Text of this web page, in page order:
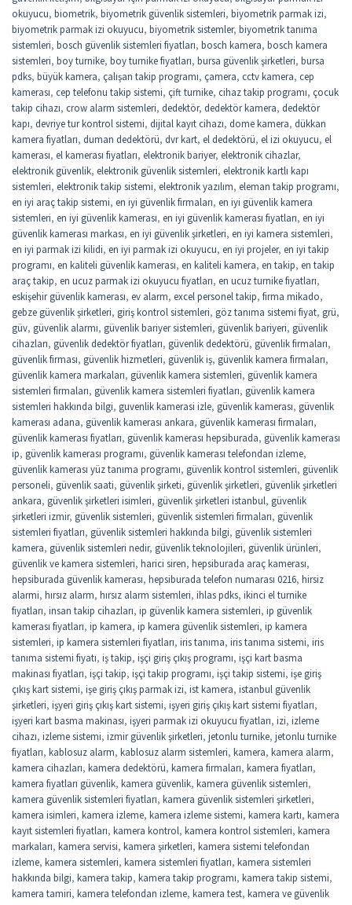
okuyucu, biometrik, biyometrik güvenlik sistemleri, biyometrik parmak izi,
biyometrik parmak izi okuyucu, biyometrik sistemler, biyometrik tanıma
sistemleri, bosch güvenlik sistemleri fiyatları, bosch kamera, bosch kamera
sistemleri, boy turnike, boy turnike fiyatları, bursa güvenlik şirketleri, bursa
pdks, büyük kamera, çalışan takip programı, çamera, cctv kamera, cep
kamerası, cep telefonu takip sistemi, çift turnike, cihaz takip programı, çocuk
takip cihazı, crow alarm sistemleri, dedektör, dedektör kamera, dedektör
kapı, devriye tur kontrol sistemi, dijital kayıt cihazı, dome kamera, dükkan
kamera fiyatları, duman dedektörü, dvr kart, el dedektörü, el izi okuyucu, el
kamerası, el kamerası fiyatları, elektronik bariyer, elektronik cihazlar,
elektronik güvenlik, elektronik güvenlik sistemleri, elektronik kartlı kapı
sistemleri, elektronik takip sistemi, elektronik yazılım, eleman takip programı,
en iyi araç takip sistemi, en iyi güvenlik firmaları, en iyi güvenlik kamera
sistemleri, en iyi güvenlik kamerası, en iyi güvenlik kamerası fiyatları, en iyi
güvenlik kamerası markası, en iyi güvenlik şirketleri, en iyi kamera sistemleri,
en iyi parmak izi kilidi, en iyi parmak izi okuyucu, en iyi projeler, en iyi takip
programı, en kaliteli güvenlik kamerası, en kaliteli kamera, en takip, en takip
araç takip, en ucuz parmak izi okuyucu fiyatları, en ucuz turnike fiyatları,
eskişehir güvenlik kamerası, ev alarm, excel personel takip, firma mikado,
gebze güvenlik şirketleri, giriş kontrol sistemleri, göz tanıma sistemi fiyat, grü,
güv, güvenlik alarmı, güvenlik bariyer sistemleri, güvenlik bariyeri, güvenlik
cihazları, güvenlik dedektör fiyatları, güvenlik dedektörü, güvenlik firmaları,
güvenlik firması, güvenlik hizmetleri, güvenlik iş, güvenlik kamera firmaları,
güvenlik kamera markaları, güvenlik kamera sistemleri, güvenlik kamera
sistemleri firmaları, güvenlik kamera sistemleri fiyatları, güvenlik kamera
sistemleri hakkında bilgi, guvenlik kamerasi izle, güvenlik kamerası, güvenlik
kamerası adana, güvenlik kamerası ankara, güvenlik kamerası firmaları,
güvenlik kamerası fiyatları, güvenlik kamerası hepsiburada, güvenlik kamerası
ip, güvenlik kamerası programı, güvenlik kamerası telefondan izleme,
güvenlik kamerası yüz tanıma programı, güvenlik kontrol sistemleri, güvenlik
personeli, güvenlik saati, güvenlik şirketi, güvenlik şirketleri, güvenlik şirketleri
ankara, güvenlik şirketleri isimleri, güvenlik şirketleri istanbul, güvenlik
şirketleri izmir, güvenlik sistemleri, güvenlik sistemleri firmaları, güvenlik
sistemleri fiyatları, güvenlik sistemleri hakkında bilgi, güvenlik sistemleri
kamera, güvenlik sistemleri nedir, güvenlik teknolojileri, güvenlik ürünleri,
güvenlik ve kamera sistemleri, harici siren, hepsiburada araç kamerası,
hepsiburada güvenlik kamerası, hepsiburada telefon numarası 0216, hirsiz
alarmi, hırsız alarm, hırsız alarm sistemleri, ihlas pdks, ikinci el turnike
fiyatları, insan takip cihazları, ip güvenlik kamera sistemleri, ip güvenlik
kamerası fiyatları, ip kamera, ip kamera güvenlik sistemleri, ip kamera
sistemleri, ip kamera sistemleri fiyatları, iris tanıma, iris tanıma sistemi, iris
tanıma sistemi fiyatı, iş takip, işçi giriş çıkış programı, işçi kart basma
makinası fiyatları, işçi takip, işçi takip programı, işçi takip sistemi, işe giriş
çıkış kart sistemi, işe giriş çıkış parmak izi, ist kamera, istanbul güvenlik
şirketleri, işyeri giriş çıkış kart sistemi, işyeri giriş çıkış kart sistemi fiyatları,
işyeri kart basma makinası, işyeri parmak izi okuyucu fiyatları, izi, izleme
cihazı, izleme sistemi, izmir güvenlik şirketleri, jetonlu turnike, jetonlu turnike
fiyatları, kablosuz alarm, kablosuz alarm sistemleri, kamera, kamera alarm,
kamera cihazları, kamera dedektörü, kamera firmaları, kamera fiyatları,
kamera fiyatları güvenlik, kamera güvenlik, kamera güvenlik sistemleri,
kamera güvenlik sistemleri fiyatları, kamera güvenlik sistemleri şirketleri,
kamera isimleri, kamera izleme, kamera izleme sistemi, kamera kartı, kamera
kayıt sistemleri fiyatları, kamera kontrol, kamera kontrol sistemleri, kamera
markaları, kamera servisi, kamera şirketleri, kamera sistemi telefondan
izleme, kamera sistemleri, kamera sistemleri fiyatları, kamera sistemleri
hakkında bilgi, kamera takip, kamera takip programı, kamera takip sistemi,
kamera tamiri, kamera telefondan izleme, kamera test, kamera ve güvenlik